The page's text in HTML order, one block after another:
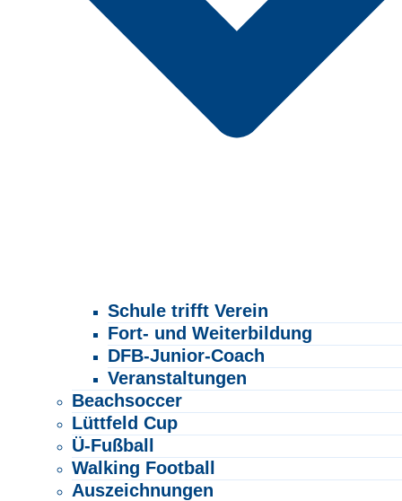
Schule trifft Verein
Fort- und Weiterbildung
DFB-Junior-Coach
Veranstaltungen
Beachsoccer
Lüttfeld Cup
Ü-Fußball
Walking Football
Auszeichnungen